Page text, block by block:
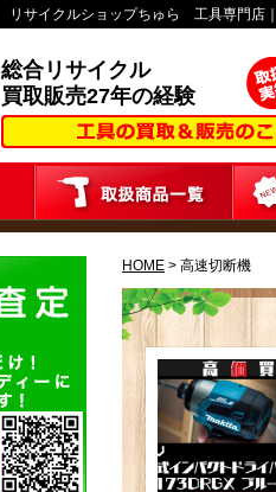
リサイクルショップちゅら 工具専門店
総合リサイクル
買取販売27年の経験
HOME > 高速切断機